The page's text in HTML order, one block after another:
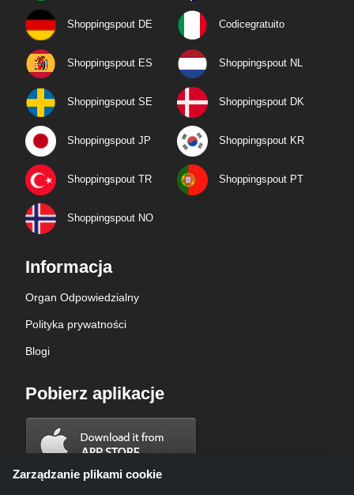
Shoppingspout DE Codicegratuito
Shoppingspout ES Shoppingspout NL
Shoppingspout SE Shoppingspout DK
Shoppingspout JP Shoppingspout KR
Shoppingspout TR Shoppingspout PT
Shoppingspout NO
Informacja
Organ Odpowiedzialny
Polityka prywatności
Blogi
Pobierz aplikacje
Zarządzanie plikami cookie